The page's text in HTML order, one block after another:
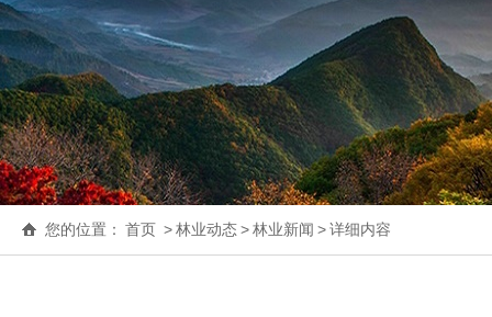
您的位置： 首页 >林业动态>林业新闻 >详细内容